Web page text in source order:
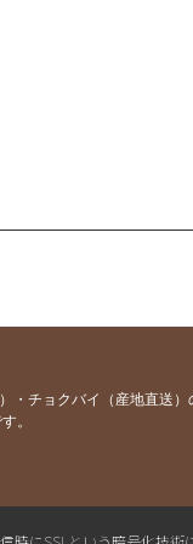
チョクバイ（産地直送）
。